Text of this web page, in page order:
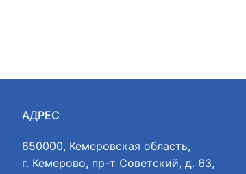
АДРЕС
650000, Кемеровская область,
г. Кемерово, пр-т Советский, д. 63,